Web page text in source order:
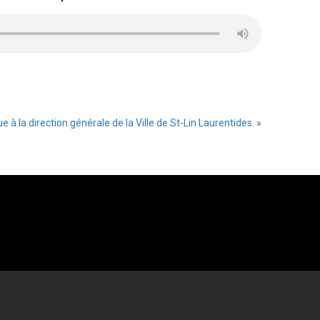
à la direction générale de la Ville de St-Lin Laurentides. »